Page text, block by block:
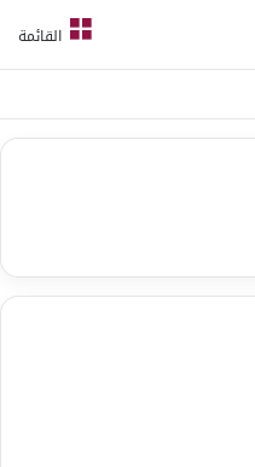
القائمة